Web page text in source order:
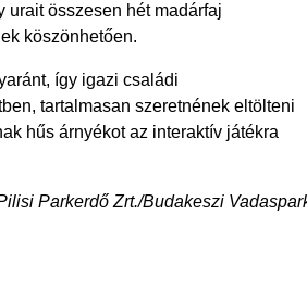
összesen hét madárfaj
köszönhetően.
így igazi családi
tartalmasan szeretnének eltölteni
hűs árnyékot az interaktív játékra
Parkerdő Zrt./Budakeszi